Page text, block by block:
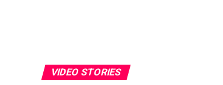
VIDEO STORIES